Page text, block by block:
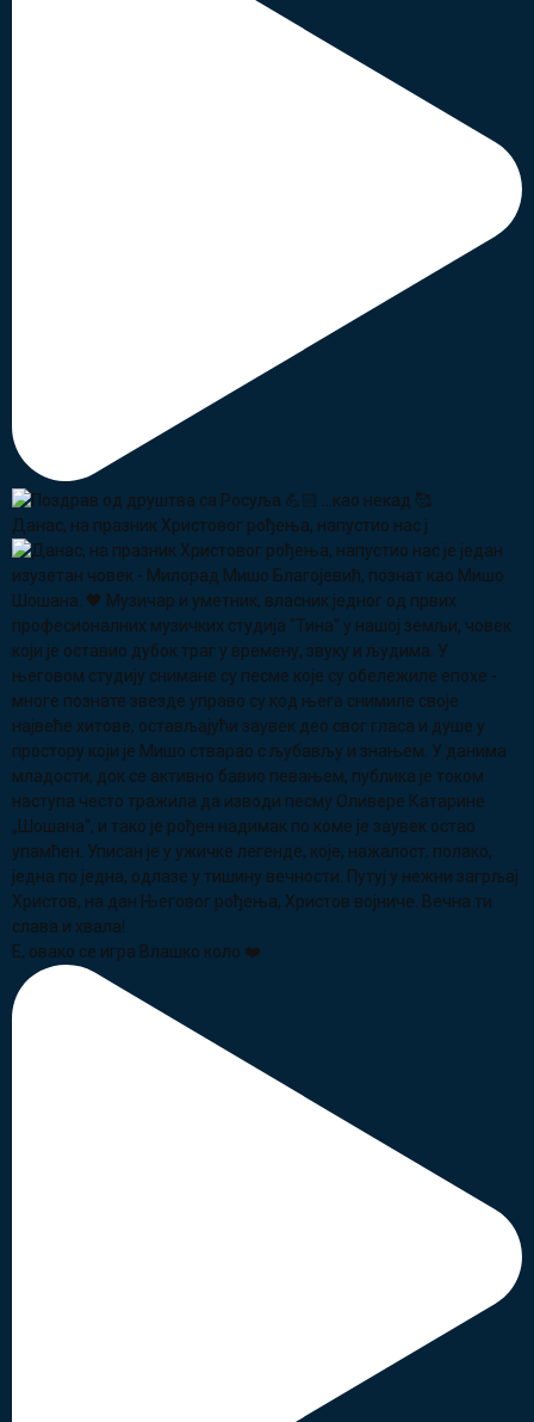
Данас, на празник Христовог рођења, напустио нас ј
Е, овако се игра Влашко коло ❤️